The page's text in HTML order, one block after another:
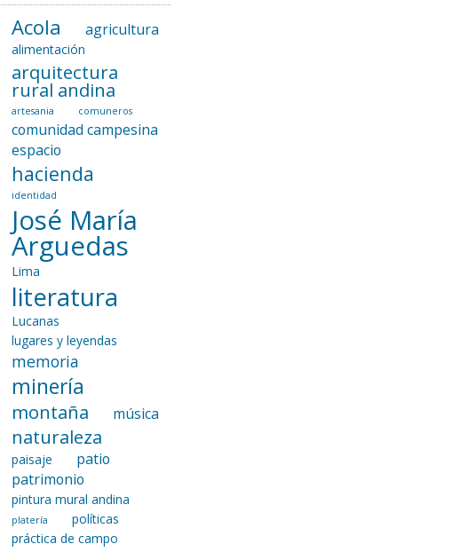
Acola agricultura
alimentación
arquitectura
rural andina
artesania comuneros
comunidad campesina
espacio
hacienda
identidad
José María
Arguedas
Lima
literatura
Lucanas
lugares y leyendas
memoria
minería
montaña música
naturaleza
paisaje
patio
patrimonio
pintura mural andina
platería
políticas
práctica de campo